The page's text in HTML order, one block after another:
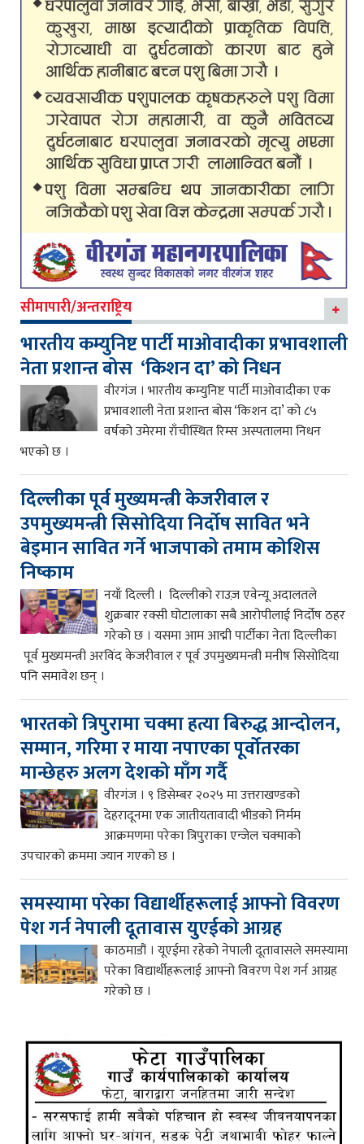
सीमापारी/अन्तराष्ट्रिय
भारतीय कम्युनिष्ट पार्टी माओवादीका प्रभावशाली
नेता प्रशान्त बोस ‘किशन दा’ को निधन
वीरगंज । भारतीय कम्युनिष्ट पार्टी माओवादीका एक
प्रभावशाली नेता प्रशान्त बोस ‘किशन दा’ को ८५
वर्षको उमेरमा राँचीस्थित रिम्स अस्पतालमा निधन
भएको छ ।
दिल्लीका पूर्व मुख्यमन्त्री केजरीवाल र
उपमुख्यमन्त्री सिसोदिया निर्दोष सावित भने
बेइमान सावित गर्ने भाजपाको तमाम कोशिस
निष्काम
नयाँ दिल्ली । दिल्लीको राउज़ एवेन्यू अदालतले
शुक्रबार रक्सी घोटालाका सबै आरोपीलाई निर्दोष ठहर
गरेको छ । यसमा आम आद्मी पार्टीका नेता दिल्लीका
पूर्व मुख्यमन्त्री अरविंद केजरीवाल र पूर्व उपमुख्यमन्त्री मनीष सिसोदिया
पनि समावेश छन् ।
भारतको त्रिपुरामा चक्मा हत्या बिरुद्ध आन्दोलन,
सम्मान, गरिमा र माया नपाएका पूर्वोतरका
मान्छेहरु अलग देशको माँग गर्दै
वीरगंज । ९ डिसेम्बर २०२५ मा उत्तराखण्डको
देहरादूनमा एक जातीयतावादी भीडको निर्मम
आक्रमणमा परेका त्रिपुराका एन्जेल चक्माको
उपचारको क्रममा ज्यान गएको छ ।
समस्यामा परेका विद्यार्थीहरूलाई आफ्नो विवरण
पेश गर्न नेपाली दूतावास युएईको आग्रह
काठमाडौं । यूएईमा रहेको नेपाली दूतावासले समस्यामा
परेका विद्यार्थीहरूलाई आफ्नो विवरण पेश गर्न आग्रह
गरेको छ ।